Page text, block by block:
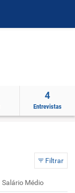
4
Entrevistas
Filtrar
Salário Médio